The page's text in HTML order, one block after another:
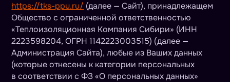
https://tks-ppu.ru/ (далее — Сайт), принадлежащем
Общество с ограниченной ответственностью
«Теплоизоляционная Компания Сибири» (ИНН
2223598204, ОГРН 1142223003515) (далее —
Администрация Сайта), любые из Ваших данных
(которые отнесены к категории персональных
в соответствии с ФЗ «О персональных данных»